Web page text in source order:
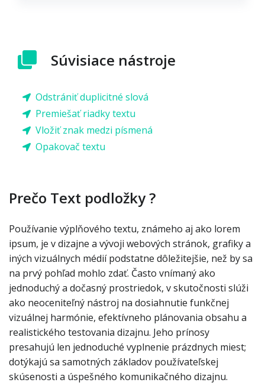
Súvisiace nástroje
Odstrániť duplicitné slová
Premiešať riadky textu
Vložiť znak medzi písmená
Opakovač textu
Prečo Text podložky ?
Používanie výplňového textu, známeho aj ako lorem
ipsum, je v dizajne a vývoji webových stránok, grafiky a
iných vizuálnych médií podstatne dôležitejšie, než by sa
na prvý pohľad mohlo zdať. Často vnímaný ako
jednoduchý a dočasný prostriedok, v skutočnosti slúži
ako neoceniteľný nástroj na dosiahnutie funkčnej
vizuálnej harmónie, efektívneho plánovania obsahu a
realistického testovania dizajnu. Jeho prínosy
presahujú len jednoduché vyplnenie prázdnych miest;
dotýkajú sa samotných základov používateľskej
skúsenosti a úspešného komunikačného dizajnu.